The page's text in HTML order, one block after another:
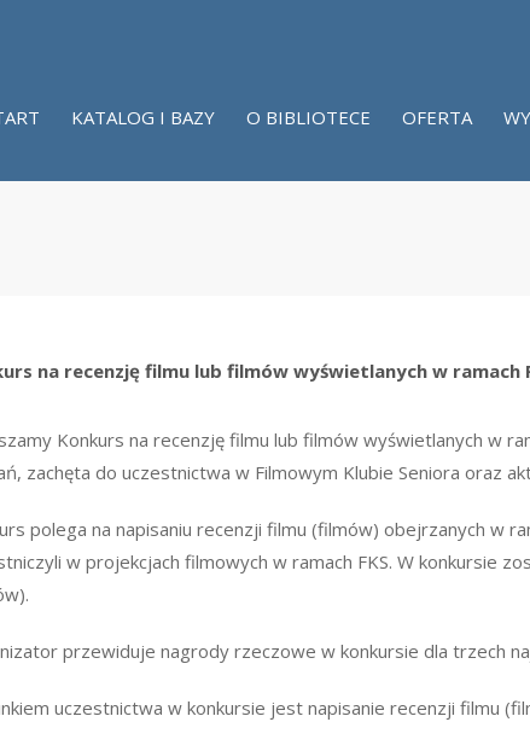
KATALOG I BAZY O BIBLIOTECE OFERTA
na recenzję filmu lub filmów wyświetlanych w ramach
Konkurs na recenzję filmu lub filmów wyświetlanych w
zachęta do uczestnictwa w Filmowym Klubie Seniora oraz
polega na napisaniu recenzji filmu (filmów) obejrzanych w
w projekcjach filmowych w ramach FKS. W konkursie
przewiduje nagrody rzeczowe w konkursie dla trzech
uczestnictwa w konkursie jest napisanie recenzji filmu